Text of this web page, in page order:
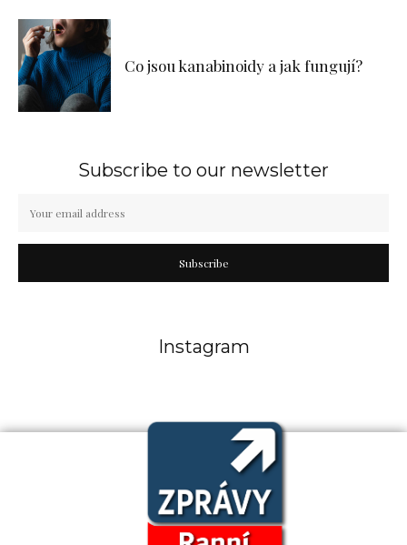
Co jsou kanabinoidy a jak fungují?
Subscribe to our newsletter
Subscribe
Instagram